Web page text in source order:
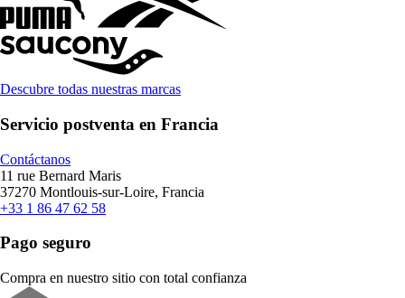
Descubre todas nuestras marcas
Servicio postventa en Francia
Contáctanos
11 rue Bernard Maris
37270 Montlouis-sur-Loire, Francia
+33 1 86 47 62 58
Pago seguro
Compra en nuestro sitio con total confianza